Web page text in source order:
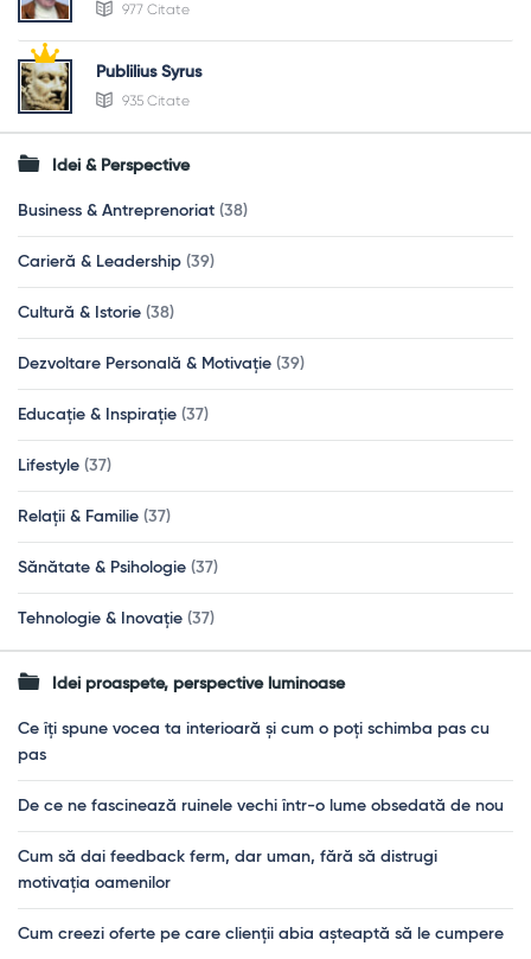
977 Citate
Publilius Syrus
935 Citate
Idei & Perspective
Business & Antreprenoriat (38)
Carieră & Leadership (39)
Cultură & Istorie (38)
Dezvoltare Personală & Motivație (39)
Educație & Inspirație (37)
Lifestyle (37)
Relații & Familie (37)
Sănătate & Psihologie (37)
Tehnologie & Inovație (37)
Idei proaspete, perspective luminoase
Ce îți spune vocea ta interioară și cum o poți schimba pas cu
pas
De ce ne fascinează ruinele vechi într-o lume obsedată de nou
Cum să dai feedback ferm, dar uman, fără să distrugi
motivația oamenilor
Cum creezi oferte pe care clienții abia așteaptă să le cumpere